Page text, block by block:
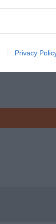
Privacy